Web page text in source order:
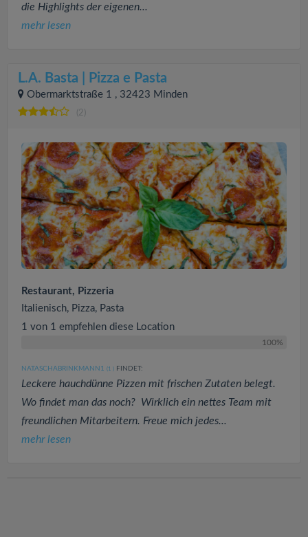
die Highlights der eigenen...
mehr lesen
L.A. Basta | Pizza e Pasta
Obermarktstraße 1 , 32423 Minden
(2)
Restaurant, Pizzeria
Italienisch, Pizza, Pasta
1 von 1 empfehlen diese Location
100%
NATASCHABRINKMANN1 (1 ) FINDET:
Leckere hauchdünne Pizzen mit frischen Zutaten belegt.
Wo findet man das noch? Wirklich ein nettes Team mit
freundlichen Mitarbeitern. Freue mich jedes...
mehr lesen